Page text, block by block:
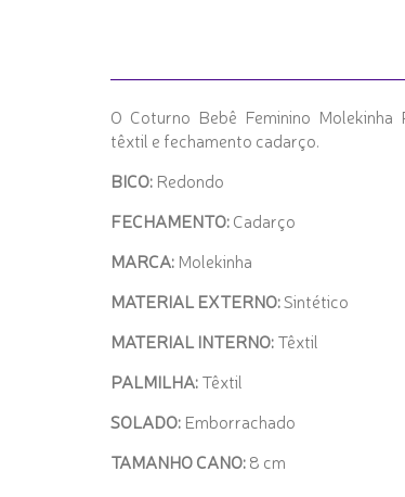
O Coturno Bebê Feminino
têxtil e fechamento cadarço.
BICO: Redondo
FECHAMENTO:Cadarço
MARCA: Molekinha
MATERIAL EXTERNO:Sintético
MATERIAL INTERNO:Têxtil
PALMILHA:Têxtil
SOLADO: Emborrachado
TAMANHO CANO:8 cm